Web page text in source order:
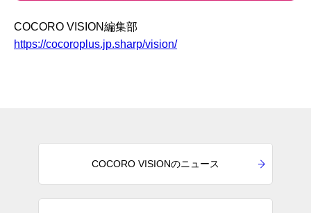
COCORO VISION編集部
https://cocoroplus.jp.sharp/vision/
COCORO VISIONのニュース